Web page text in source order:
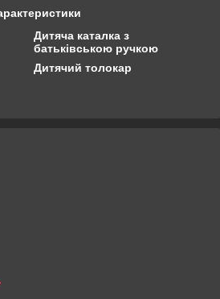
Дитяча каталка з
батьківською ручкою
Дитячий толокар